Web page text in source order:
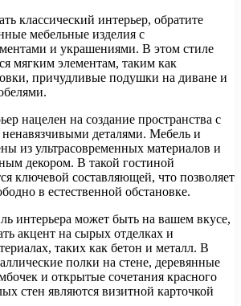
классический интерьер, обратите
мебельные изделия с
и украшениями. В этом стиле
мягким элементам, таким как
причудливые подушки на диване и
нацелен на создание пространства с
деталями. Мебель и
из ультрасовременных материалов и
декором. В такой гостиной
ключевой составляющей, что позволяет
в естественной обстановке.
интерьера может быть на вашем вкусе,
акцент на сырых отделках и
таких как бетон и металл. В
полки на стене, деревянные
и открытые сочетания красного
стен являются визитной карточкой